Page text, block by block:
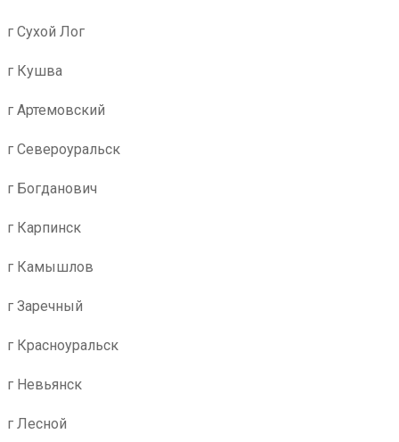
г Сухой Лог
г Кушва
г Артемовский
г Североуральск
г Богданович
г Карпинск
г Камышлов
г Заречный
г Красноуральск
г Невьянск
г Лесной